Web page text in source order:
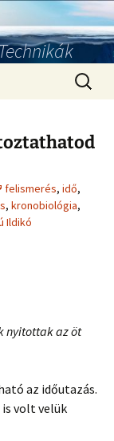
felismerés, idő,
, kronobiológia,
Ildikó
nyitottak az öt
az időutazás.
volt velük